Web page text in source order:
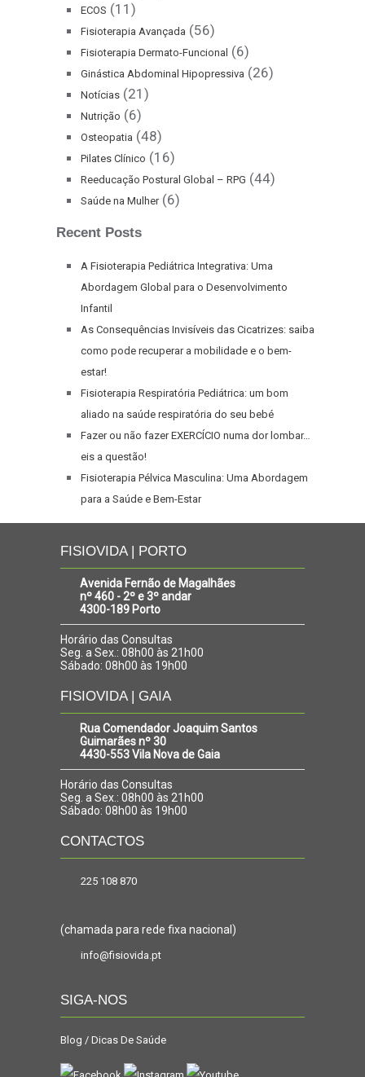
ECOS (11)
Fisioterapia Avançada (56)
Fisioterapia Dermato-Funcional (6)
Ginástica Abdominal Hipopressiva (26)
Notícias (21)
Nutrição (6)
Osteopatia (48)
Pilates Clínico (16)
Reeducação Postural Global – RPG (44)
Saúde na Mulher(6)
Recent Posts
A Fisioterapia Pediátrica Integrativa: Uma
Abordagem Global para o Desenvolvimento
Infantil
As Consequências Invisíveis das Cicatrizes: saiba
como pode recuperar a mobilidade e o bem-
estar!
Fisioterapia Respiratória Pediátrica: um bom
aliado na saúde respiratória do seu bebé
Fazer ou não fazer EXERCÍCIO numa dor lombar…
eis a questão!
Fisioterapia Pélvica Masculina: Uma Abordagem
para a Saúde e Bem-Estar
FISIOVIDA | PORTO
Avenida Fernão de Magalhães
nº 460 - 2º e 3º andar
4300-189 Porto
Horário das Consultas
Seg. a Sex.: 08h00 às 21h00
Sábado: 08h00 às 19h00
FISIOVIDA | GAIA
Rua Comendador Joaquim Santos
Guimarães nº 30
4430-553 Vila Nova de Gaia
Horário das Consultas
Seg. a Sex.: 08h00 às 21h00
Sábado: 08h00 às 19h00
CONTACTOS
225 108 870
(chamada para rede fixa nacional)
info@fisiovida.pt
SIGA-NOS
Blog / Dicas De Saúde